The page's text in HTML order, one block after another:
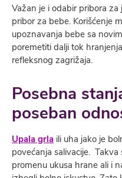
Važan je i odabir pribora
pribor za bebe. Korišćenje
upoznavanja bebe sa
poremetiti dalji tok
refleksnog zagrižaja.
Posebna
poseban
Upala grla ili uha jako je
povećanja salivacije.
promenu ukusa hrane ali i